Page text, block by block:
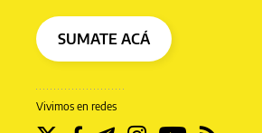
Vivimos en redes
SUMATE ACÁ